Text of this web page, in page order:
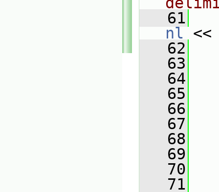
   61
nl <<
   62
   63
   64
   65
   66
   67
   68
   69
   70
   71